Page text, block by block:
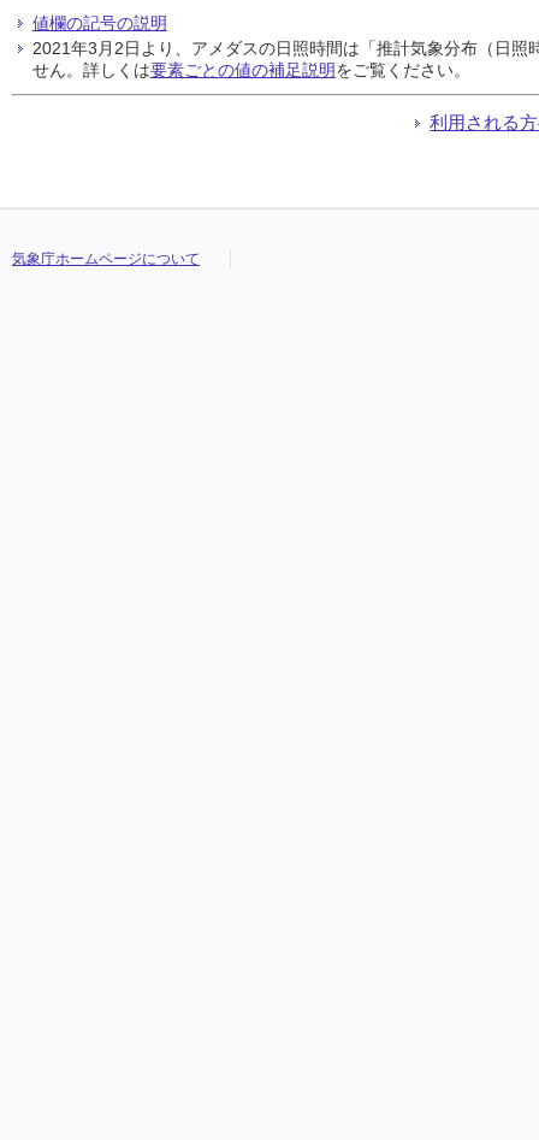
22
4.3
23
3.0 8 北西 24:00 ///
///
24
8.2 13 西北西 20:40 ///
///
///
///
30
3.8 6 北東 23:40 ///
///
22
4.3
23
3.0 8 北西 24:00 ///
///
24
8.2 13 西北西 20:40 ///
///
///
///
30
3.8 6 北東 23:40 ///
///
22
4.3
23
3.0 8 北西 24:00 ///
///
24
8.2 13 西北西 20:40 ///
///
///
///
30
3.8 6 北東 23:40 ///
///
22
4.3
23
3.0 8 北西 24:00 ///
///
24
8.2 13 西北西 20:40 ///
///
///
///
30
3.8 6 北東 23:40 ///
///
値欄の記号の説明
2021年3月2日より、アメダスの日照時間は「推計気象分布（日
せん。詳しくは要素ごとの値の補足説明をご覧ください。
利用される
気象庁ホームページについて